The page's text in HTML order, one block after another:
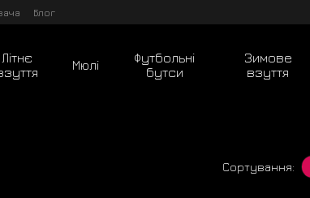
Блог
Літнє
Мюлі
Футбольні
бутси
Зимове
взуття
Сортування: